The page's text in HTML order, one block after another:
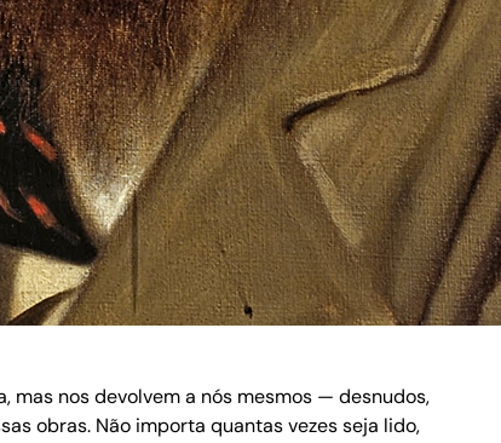
mas nos devolvem a nós mesmos — desnudos,
obras. Não importa quantas vezes seja lido,